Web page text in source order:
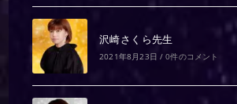
沢崎さくら先生
2021年8月23日 / 0件のコメント